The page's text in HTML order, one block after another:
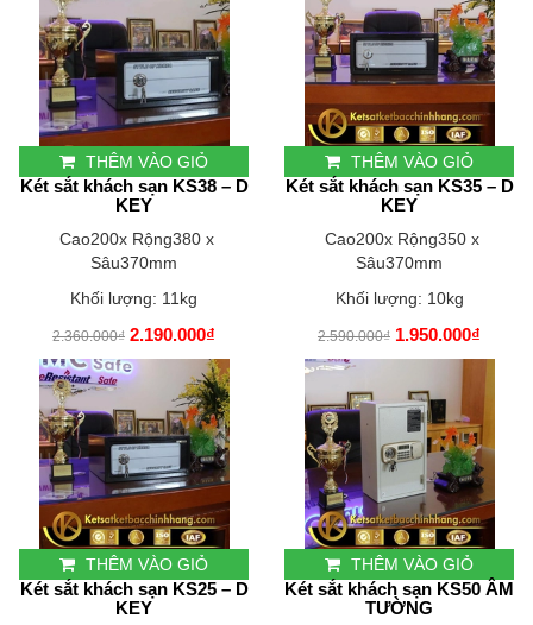
THÊM VÀO GIỎ
Két sắt khách sạn KS38 – D
KEY
Cao200x Rộng380 x
Sâu370mm
Khối lượng: 11kg
2.360.000₫ 2.190.000₫
THÊM VÀO GIỎ
Két sắt khách sạn KS35 – D
KEY
Cao200x Rộng350 x
Sâu370mm
Khối lượng: 10kg
2.590.000₫ 1.950.000₫
THÊM VÀO GIỎ
Két sắt khách sạn KS25 – D
KEY
THÊM VÀO GIỎ
Két sắt khách sạn KS50 ÂM
TƯỜNG